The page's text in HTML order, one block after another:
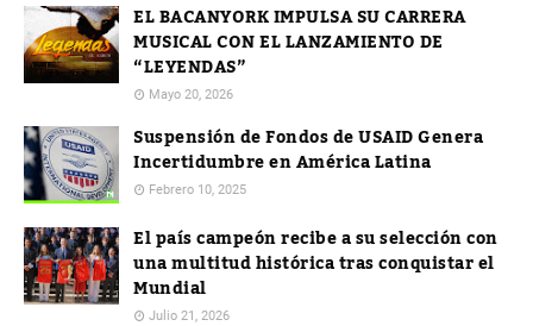
EL BACANYORK IMPULSA SU CARRERA
MUSICAL CON EL LANZAMIENTO DE
“LEYENDAS”
Mayo 20, 2026
Suspensión de Fondos de USAID Genera
Incertidumbre en América Latina
Febrero 10, 2025
El país campeón recibe a su selección con
una multitud histórica tras conquistar el
Mundial
Julio 21, 2026